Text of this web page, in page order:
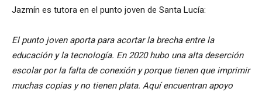
Jazmín es tutora en el punto joven de Santa Lucía:
El punto joven aporta para acortar la brecha entre la
educación y la tecnología. En 2020 hubo una alta deserción
escolar por la falta de conexión y porque tienen que imprimir
muchas copias y no tienen plata. Aquí encuentran apoyo